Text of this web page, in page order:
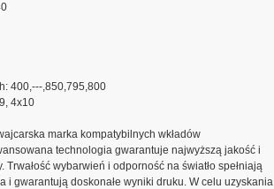
400,---,850,795,800
4x10
marka kompatybilnych wkładów
technologia gwarantuje najwyższą jakość i
Trwałość wybarwień i odporność na światło spełniają
i gwarantują doskonałe wyniki druku. W celu uzyskania